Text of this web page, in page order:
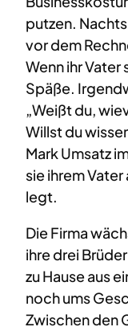
putzen.
vor dem
Wenn ihr Vater
Späße.
„Weißt du,
Willst du
Mark Umsatz
sie ihrem
legt.
Die Firma
ihre drei
zu Hause aus
noch ums
Zwischen den